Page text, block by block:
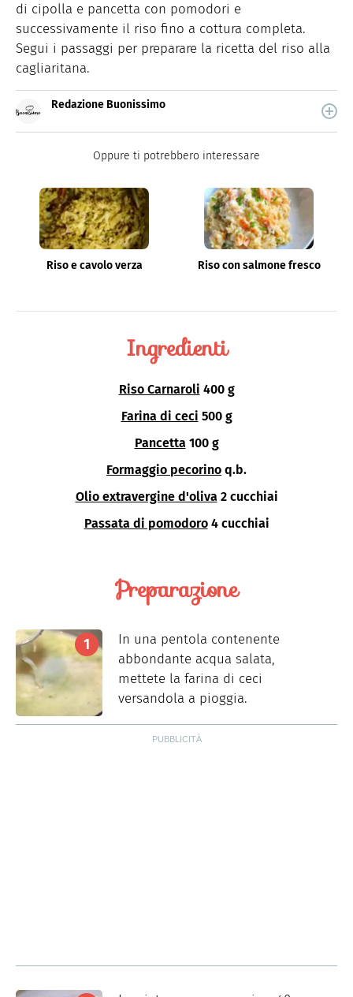
di cipolla e pancetta con pomodori e
successivamente il riso fino a cottura completa.
Segui i passaggi per preparare la ricetta del riso alla
cagliaritana.
Redazione Buonissimo
quale trovi idee veloci, facili e spiegate passo passo.
Oppure ti potrebbero interessare
Riso e cavolo verza Riso con salmone fresco
Ingredienti
Riso Carnaroli 400 g
Farina di ceci 500 g
Pancetta 100 g
Formaggio pecorino q.b.
Olio extravergine d'oliva 2 cucchiai
Passata di pomodoro 4 cucchiai
Preparazione
In una pentola contenente
abbondante acqua salata,
mettete la farina di ceci
versandola a pioggia.